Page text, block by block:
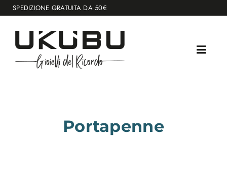
Salta
al
contenuto
GRATUITA DA 50€
Portapenne